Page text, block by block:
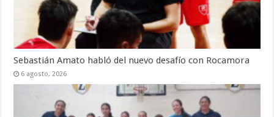
Sebastián Amato habló del nuevo desafío con Rocamora
6 agosto, 2026